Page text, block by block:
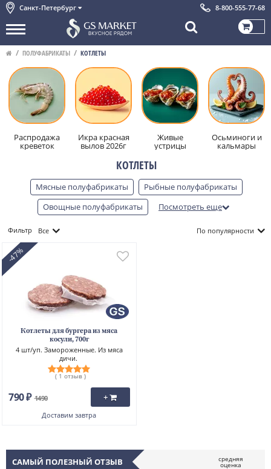
Санкт-Петербург 8-800-555-77-68
ПОЛУФАБРИКАТЫ КОТЛЕТЫ
Распродажа
креветок
Икра красная
вылов 2026г
Живые
устрицы
Осьминоги и
кальмары
КОТЛЕТЫ
Фильтр Все
Мясные полуфабрикаты
Рыбные полуфабрикаты
Овощные полуфабрикаты
Посмотреть еще
Из мяса диких животных
Вареники
Котлеты
Тесто
По популярности
-47%
Котлеты для бургера из мяса
косули, 700г
4 шт/уп. Замороженные. Из мяса
дичи.
( 1 отзыв )
790 ₽ 1490 +
Доставимзавтра
САМЫЙ ПОЛЕЗНЫЙ ОТЗЫВ